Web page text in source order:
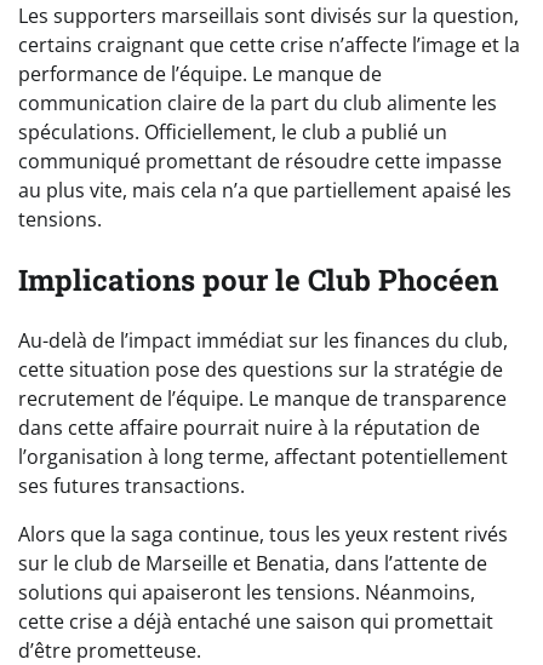
Les supporters marseillais sont divisés sur la question,
certains craignant que cette crise n’affecte l’image et la
performance de l’équipe. Le manque de
communication claire de la part du club alimente les
spéculations. Officiellement, le club a publié un
communiqué promettant de résoudre cette impasse
au plus vite, mais cela n’a que partiellement apaisé les
tensions.
Implications pour le Club Phocéen
Au-delà de l’impact immédiat sur les finances du club,
cette situation pose des questions sur la stratégie de
recrutement de l’équipe. Le manque de transparence
dans cette affaire pourrait nuire à la réputation de
l’organisation à long terme, affectant potentiellement
ses futures transactions.
Alors que la saga continue, tous les yeux restent rivés
sur le club de Marseille et Benatia, dans l’attente de
solutions qui apaiseront les tensions. Néanmoins,
cette crise a déjà entaché une saison qui promettait
d’être prometteuse.